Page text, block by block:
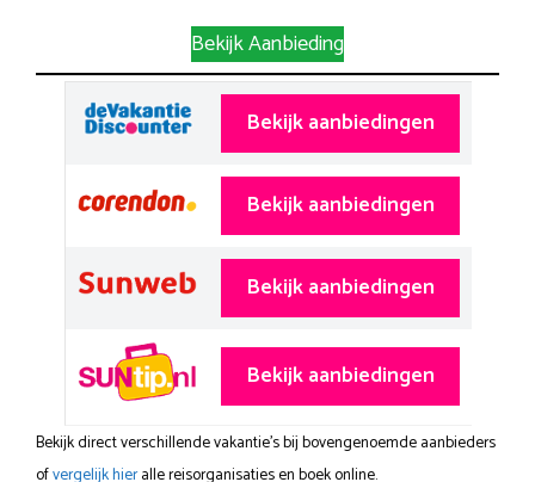
Bekijk Aanbieding
Bekijk aanbiedingen
Bekijk aanbiedingen
Bekijk aanbiedingen
Bekijk aanbiedingen
Bekijk direct verschillende vakantie's bij bovengenoemde aanbieders
ofvergelijk hieralle reisorganisaties en boek online.